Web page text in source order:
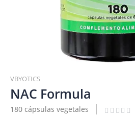
al
comienzo
de
la
VBYOTICS
NAC Formula
180 cápsulas vegetales